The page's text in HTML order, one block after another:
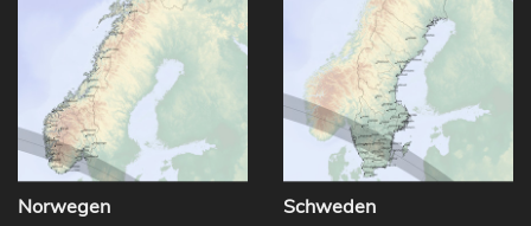
Norwegen Schweden